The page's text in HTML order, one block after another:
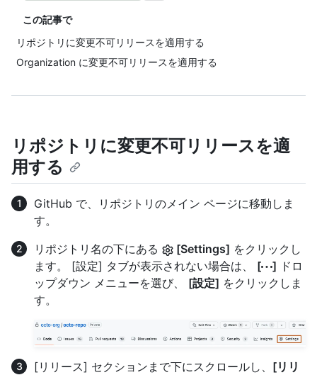
この記事で
リポジトリに変更不可リリースを適用する
Organization に変更不可リリースを適用する
リポジトリに変更不可リリースを適
用する
GitHub で、リポジトリのメイン ページに移動しま
す。
リポジトリ名の下にある
[Settings] をクリックし
ます。 [設定] タブが表示されない場合は、 [ ] ドロ
ップダウン メニューを選び、 [設定] をクリックしま
す。
[リリース] セクションまで下にスクロールし、 [リリ